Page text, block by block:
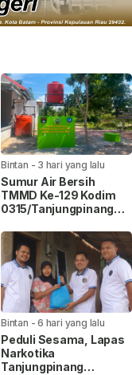
Bintan - 3 hari yang lalu
Sumur Air Bersih
TMMD Ke-129 Kodim
0315/Tanjungpinang
Lancang Kuning Kini
Nikmati Akses Air
Bersih
Bintan -6 hari yang lalu
Peduli Sesama, Lapas
Narkotika
Tanjungpinang